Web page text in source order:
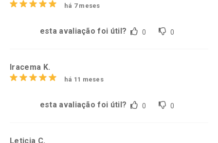
há 7 meses
esta avaliação foi útil? 0 0
Iracema K.
há 11 meses
esta avaliação foi útil? 0 0
Leticia C.